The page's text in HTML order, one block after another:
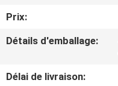
VISITE
DE
Prix:
Détails d'emballage:
Délai de livraison: